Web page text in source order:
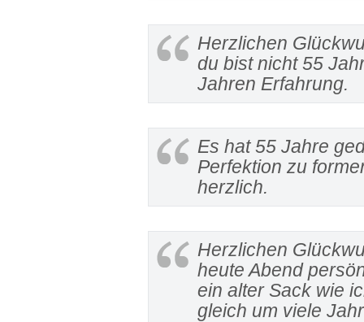
Herzlichen
du bist nicht 55
Jahren Erfahrung.
Es hat 55 Jahre
Perfektion zu
herzlich.
Herzlichen
heute Abend
ein alter Sack wie
gleich um viele